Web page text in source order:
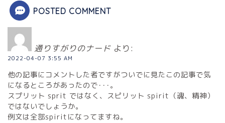
POSTED COMMENT
通りすがりのナード より:
2022-04-07 3:55 AM
他の記事にコメントした者ですがついでに見たこの記事で気
になるところがあったので･･･。
スプリット sprit ではなく、スピリット spirit（魂、精神）
ではないでしょうか。
例文は全部spiritになってますね。